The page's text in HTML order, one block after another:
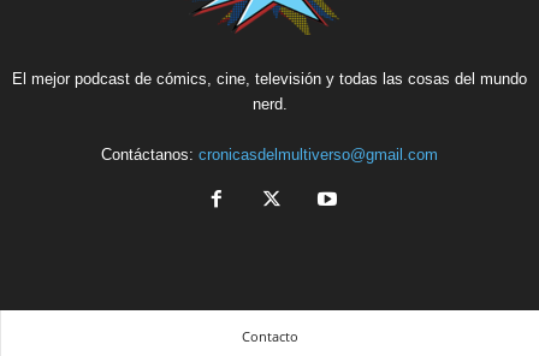
El mejor podcast de cómics, cine, televisión y todas las cosas del mundo
nerd.
Contáctanos: cronicasdelmultiverso@gmail.com
Contacto